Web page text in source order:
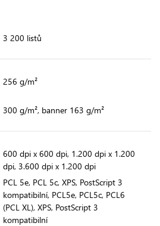
3 200 listů
256 g/m²
300 g/m², banner 163 g/m²
600 dpi x 600 dpi, 1.200 dpi x 1.200
dpi, 3.600 dpi x 1.200 dpi
PCL 5e, PCL 5c, XPS, PostScript 3
kompatibilní, PCL5e, PCL5c, PCL6
(PCL XL), XPS, PostScript 3
kompatibilní